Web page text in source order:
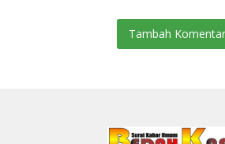
Tambah Komentar